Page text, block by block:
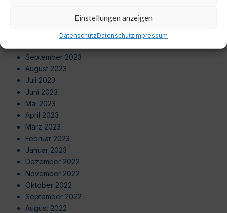
Einstellungen anzeigen
DatenschutzDatenschutzImpressum
Dezember 2023
November 2023
September 2023
August 2023
Juli 2023
Juni 2023
Mai 2023
April 2023
März 2023
Februar 2023
Januar 2023
Dezember 2022
November 2022
Oktober 2022
September 2022
August 2022